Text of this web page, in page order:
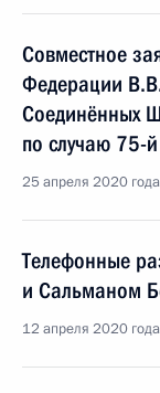
Совместное
Федерации
Соединённых
по случаю 75-
25 апреля 2020
Телефонные
и Сальманом
12 апреля 2020